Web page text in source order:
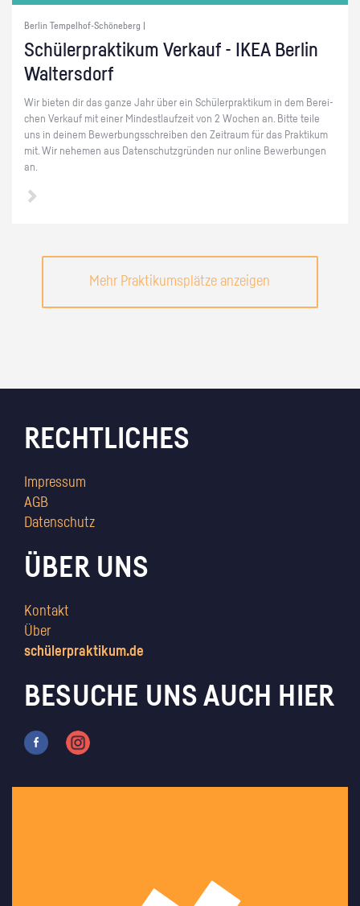
Berlin Tempelhof-Schöneberg |
Schü­ler­prak­ti­kum Ver­kauf - IKEA Ber­lin
Wal­ters­dorf
Wir bie­ten dir das ganze Jahr über ein Schü­ler­prak­ti­kum in dem Be­rei­
chen Ver­kauf mit einer Min­dest­lauf­zeit von 2 Wo­chen an. Bitte teile
uns in dei­nem Be­wer­bungs­schrei­ben den Zeit­raum für das Prak­ti­kum
mit. Wir ne­he­men aus Da­ten­schutz­grün­den nur on­line Be­wer­bun­gen
an.
Mehr Praktikumsplätze anzeigen
RECHTLICHES
Impressum
AGB
Datenschutz
ÜBER UNS
Kontakt
Über
schülerpraktikum.de
BESUCHE UNS AUCH HIER